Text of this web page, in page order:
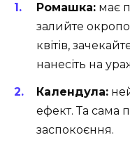
Ромашка: має
залийте
квітів,
нанесіть на
Календула:
ефект. Та сама
заспокоєння.